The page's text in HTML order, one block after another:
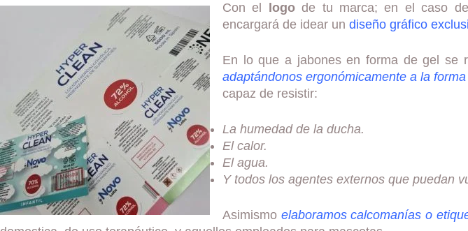
Con el logode tu marca; en el caso de
encargará de idear un diseño gráfico
En lo que a jabones en forma de gel se
adaptándonos ergonómicamente a la
capaz de resistir:
La humedad de la ducha.
El calor.
El agua.
Y todos los agentes externos que puedan
Asimismo elaboramos calcomanías o